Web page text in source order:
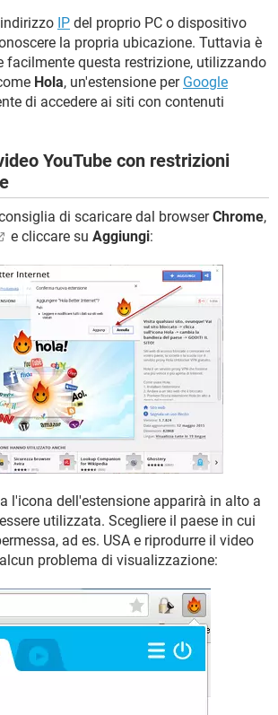
IP del proprio PC o dispositivo
la propria ubicazione. Tuttavia è
facilmente questa restrizione, utilizzando
Hola, un'estensione per Google
di accedere ai siti con contenuti
YouTube con restrizioni
di scaricare dal browserChrome,
e cliccare su Aggiungi:
l'icona dell'estensione apparirà in alto a
utilizzata. Scegliere il paese in cui
ad es. USA e riprodurre il video
problema di visualizzazione: